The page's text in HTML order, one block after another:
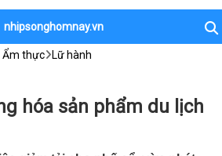
nhipsonghomnay.vn
Ẩm thực Lữ hành
hóa sản phẩm du lịch